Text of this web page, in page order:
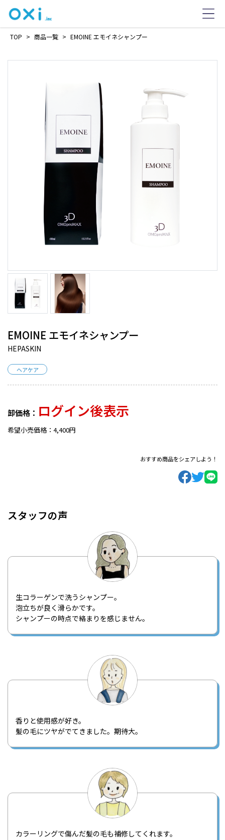
TOP > 商品一覧 > EMOINE エモイネシャンプー
EMOINE エモイネシャンプー
HEPASKIN
ヘアケア
卸価格： ログイン後表示
希望小売価格：4,400円
おすすめ商品をシェアしよう！
スタッフの声
生コラーゲンで洗うシャンプー。
泡立ちが良く滑らかです。
シャンプーの時点で絡まりを感じません。
香りと使用感が好き。
髪の毛にツヤがでてきました。期待大。
カラーリングで傷んだ髪の毛も補修してくれます。